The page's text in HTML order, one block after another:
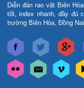
Diễn đàn rao vặt Biên
tốt, index nhanh, đầy đủ
trường Biên Hòa, Đồng